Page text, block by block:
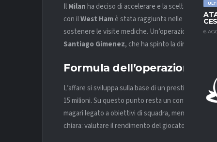
6
IlMilanha deciso di accelerare e la scelta è ormai
con ilWest Hamè stata raggiunta nelle ultime
sostenere le visite mediche. Un’operazione nata
Santiago Gimenez, che ha spinto la dirigenza ad
Formula dell’operazione e
L’affare si sviluppa sulla base di un prestito di sei
15 milioni. Su questo punto resta un confronto
magari legato a obiettivi di squadra, mentre il
chiara: valutare il rendimento del giocatore prima di